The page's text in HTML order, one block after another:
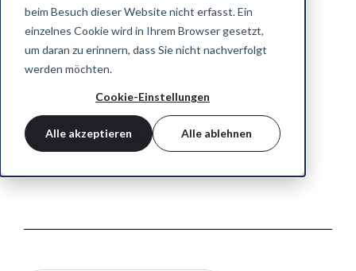
beim Besuch dieser Website nicht erfasst. Ein
einzelnes Cookie wird in Ihrem Browser gesetzt,
um daran zu erinnern, dass Sie nicht nachverfolgt
werden möchten.
Cookie-Einstellungen
Alle akzeptieren Alle ablehnen
Thomas
Mechtersheimer im
Gespräch
März 18, 2020 - neurocare group